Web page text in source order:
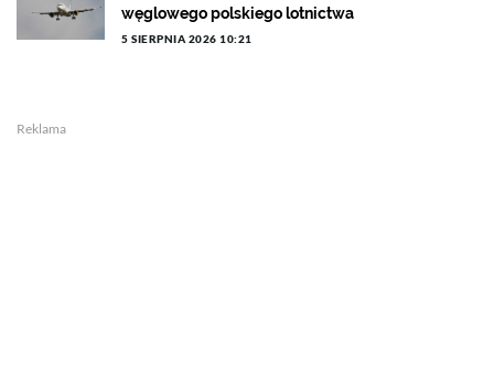
węglowego polskiego lotnictwa
5 SIERPNIA 2026 10:21
Reklama